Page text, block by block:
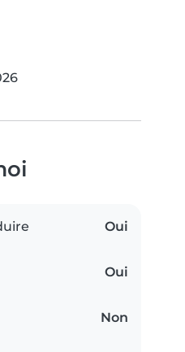
Oui
Oui
Non